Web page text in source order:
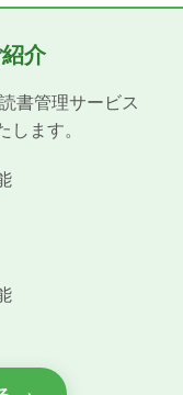
介
書管理サービス
ます。